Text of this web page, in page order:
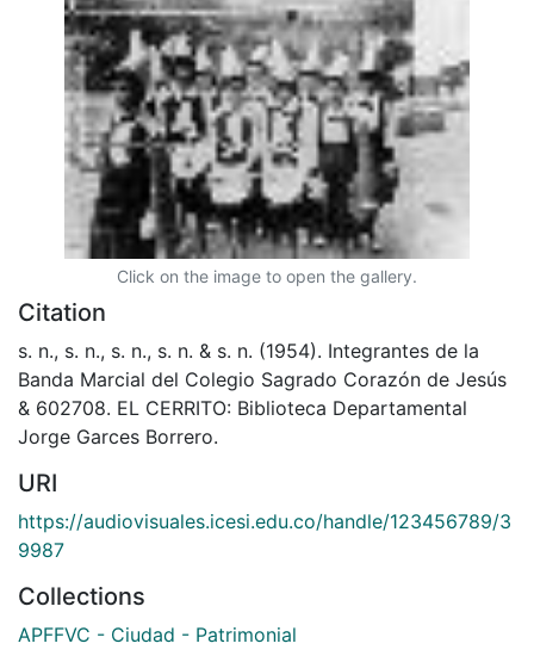
Click on the image to open the gallery.
Citation
s. n., s. n., s. n., s. n. & s. n. (1954). Integrantes de la
Banda Marcial del Colegio Sagrado Corazón de Jesús
& 602708. EL CERRITO: Biblioteca Departamental
Jorge Garces Borrero.
URI
https://audiovisuales.icesi.edu.co/handle/123456789/3
9987
Collections
APFFVC - Ciudad - Patrimonial